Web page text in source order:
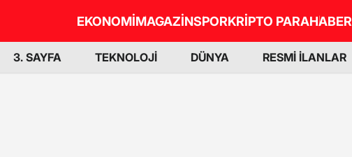
EKONOMİMAGAZİNSPORKRİPTO PARAHABER
3. SAYFA TEKNOLOJİ DÜNYA RESMİ İLANLAR